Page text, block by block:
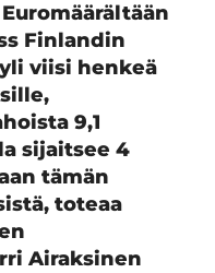
Finlandin
viisi henkeä
9,1
sijaitsee 4
tämän
toteaa
Airaksinen